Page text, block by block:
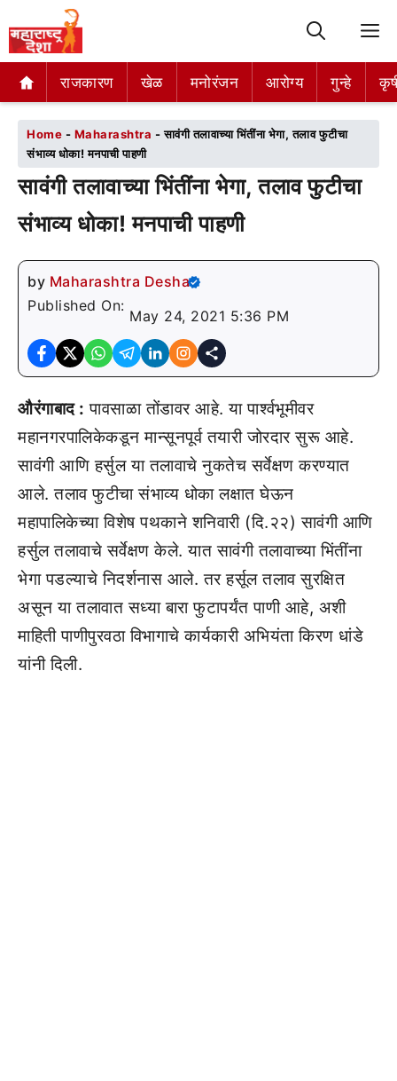
राजकारण खेळ मनोरंजन आरोग्य गुन्हे
राजकारण खेळ मनोरंजन आरोग्य गुन्हे
Home - Maharashtra -सावंगी तलावाच्या भिंतींना भेगा, तलाव फुटीचा
संभाव्य धोका! मनपाची पाहणी
सावंगी तलावाच्या भिंतींना भेगा, तलाव फुटीचा
संभाव्य धोका! मनपाची पाहणी
by Maharashtra Desha
Published On:
May 24, 2021 5:36 PM
औरंगाबाद : पावसाळा तोंडावर आहे. या पार्श्वभूमीवर
महानगरपालिकेकडून मान्सूनपूर्व तयारी जोरदार सुरू आहे.
सावंगी आणि हर्सुल या तलावाचे नुकतेच सर्वेक्षण करण्यात
आले. तलाव फुटीचा संभाव्य धोका लक्षात घेऊन
महापालिकेच्या विशेष पथकाने शनिवारी (दि.२२) सावंगी आणि
हर्सुल तलावाचे सर्वेक्षण केले. यात सावंगी तलावाच्या भिंतींना
भेगा पडल्याचे निदर्शनास आले. तर हर्सूल तलाव सुरक्षित
असून या तलावात सध्या बारा फुटापर्यंत पाणी आहे, अशी
माहिती पाणीपुरवठा विभागाचे कार्यकारी अभियंता किरण धांडे
यांनी दिली.